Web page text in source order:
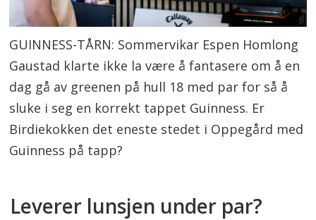
GUINNESS-TÅRN: Sommervikar Espen Homlong
Gaustad klarte ikke la være å fantasere om å en
dag gå av greenen på hull 18 med par for så å
sluke i seg en korrekt tappet Guinness. Er
Birdiekokken det eneste stedet i Oppegård med
Guinness på tapp?
Leverer lunsjen under par?